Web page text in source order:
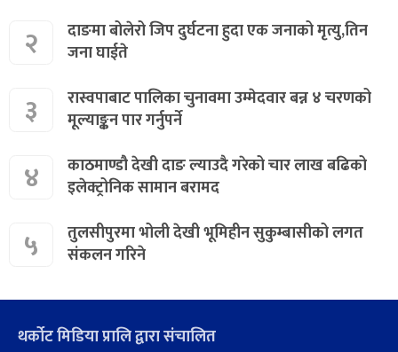
२
दाङमा बोलेरो जिप दुर्घटना हुदा एक जनाको मृत्यु,तिन
जना घाईते
३
रास्वपाबाट पालिका चुनावमा उम्मेदवार बन्न ४ चरणको
मूल्याङ्कन पार गर्नुपर्ने
४
काठमाण्डौ देखी दाङ ल्याउदै गरेको चार लाख बढिको
इलेक्ट्रोनिक सामान बरामद
५
तुलसीपुरमा भोली देखी भूमिहीन सुकुम्बासीको लगत
संकलन गरिने
थर्कोट मिडिया प्रालि द्वारा संचालित